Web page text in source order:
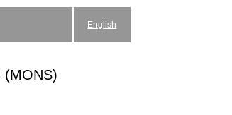
English
(MONS)